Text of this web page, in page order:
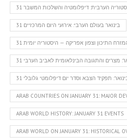
הערבית: דיפלומטיה והשלכות המשבר
31 בינואר בעולם הערבי: אירועי היום המרכזיים
המזרח התיכון וצפון אפריקה — היסטוריה יומית
מצרים והתגובה הבינלאומית לאביב הערבי
בינואר: תפקיד הצבא וסדר יום דיפלומטי גלובלי
ARAB COUNTRIES ON JANUARY 31: MAJOR
ARAB WORLD HISTORY: JANUARY 31 EVENTS
ARAB WORLD ON JANUARY 31: HISTORICAL